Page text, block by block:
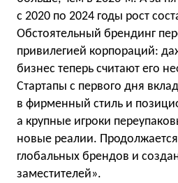
с 2020 по 2024 годы рост
Обстоятельный брендинг
привилегией корпораций:
бизнес теперь считают его
Стартапы с первого дня
в фирменный стиль и
а крупные игроки
новые реалии.
глобальных брендов и
заместителей».